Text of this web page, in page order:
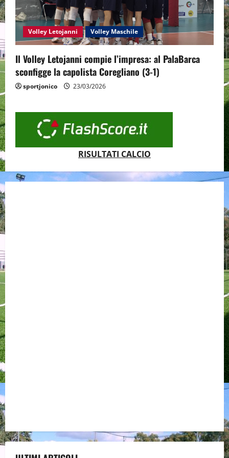
Volley Letojanni Volley Maschile
Il Volley Letojanni compie l’impresa: al PalaBarca
sconfigge la capolista Coregliano (3-1)
sportjonico 23/03/2026
RISULTATI CALCIO